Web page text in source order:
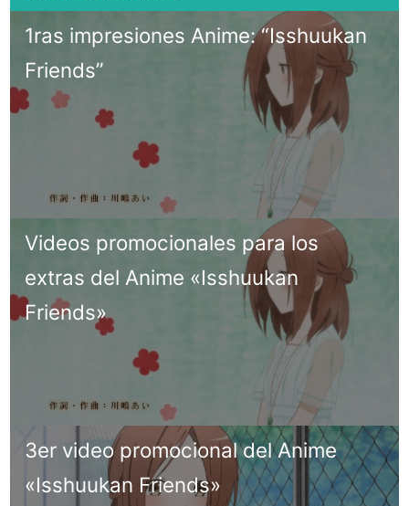
1ras impresiones Anime: “Isshuukan
Friends”
Videos promocionales para los
extras del Anime «Isshuukan
Friends»
3er video promocional del Anime
«Isshuukan Friends»